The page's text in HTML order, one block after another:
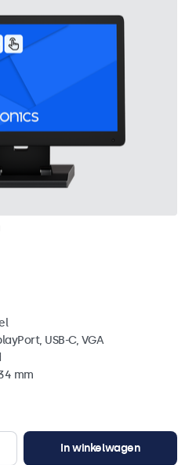
USB-C, VGA
mm
In winkelwagen